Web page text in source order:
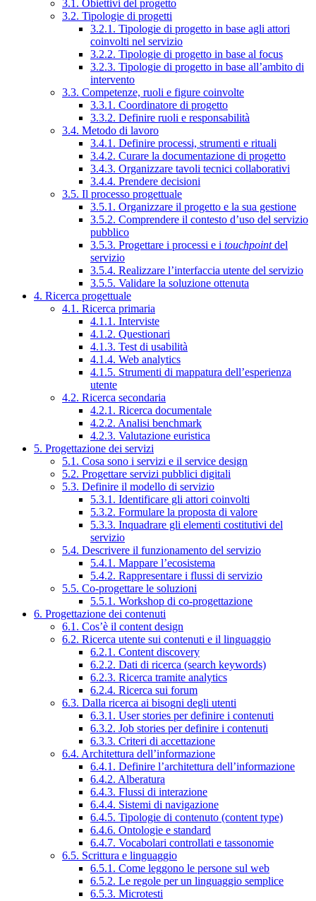
3.1. Obiettivi del progetto
3.2. Tipologie di progetti
3.2.1. Tipologie di progetto in base agli attori
coinvolti nel servizio
3.2.2. Tipologie di progetto in base al focus
3.2.3. Tipologie di progetto in base all’ambito di
intervento
3.3. Competenze, ruoli e figure coinvolte
3.3.1. Coordinatore di progetto
3.3.2. Definire ruoli e responsabilità
3.4. Metodo di lavoro
3.4.1. Definire processi, strumenti e rituali
3.4.2. Curare la documentazione di progetto
3.4.3. Organizzare tavoli tecnici collaborativi
3.4.4. Prendere decisioni
3.5. Il processo progettuale
3.5.1. Organizzare il progetto e la sua gestione
3.5.2. Comprendere il contesto d’uso del servizio
pubblico
3.5.3. Progettare i processi e i touchpointdel
servizio
3.5.4. Realizzare l’interfaccia utente del servizio
3.5.5. Validare la soluzione ottenuta
4. Ricerca progettuale
4.1. Ricerca primaria
4.1.1. Interviste
4.1.2. Questionari
4.1.3. Test di usabilità
4.1.4. Web analytics
4.1.5. Strumenti di mappatura dell’esperienza
utente
4.2. Ricerca secondaria
4.2.1. Ricerca documentale
4.2.2. Analisi benchmark
4.2.3. Valutazione euristica
5. Progettazione dei servizi
5.1. Cosa sono i servizi e il service design
5.2. Progettare servizi pubblici digitali
5.3. Definire il modello di servizio
5.3.1. Identificare gli attori coinvolti
5.3.2. Formulare la proposta di valore
5.3.3. Inquadrare gli elementi costitutivi del
servizio
5.4. Descrivere il funzionamento del servizio
5.4.1. Mappare l’ecosistema
5.4.2. Rappresentare i flussi di servizio
5.5. Co-progettare le soluzioni
5.5.1. Workshop di co-progettazione
6. Progettazione dei contenuti
6.1. Cos’è il content design
6.2. Ricerca utente sui contenuti e il linguaggio
6.2.1. Content discovery
6.2.2. Dati di ricerca (search keywords)
6.2.3. Ricerca tramite analytics
6.2.4. Ricerca sui forum
6.3. Dalla ricerca ai bisogni degli utenti
6.3.1. User stories per definire i contenuti
6.3.2. Job stories per definire i contenuti
6.3.3. Criteri di accettazione
6.4. Architettura dell’informazione
6.4.1. Definire l’architettura dell’informazione
6.4.2. Alberatura
6.4.3. Flussi di interazione
6.4.4. Sistemi di navigazione
6.4.5. Tipologie di contenuto (content type)
6.4.6. Ontologie e standard
6.4.7. Vocabolari controllati e tassonomie
6.5. Scrittura e linguaggio
6.5.1. Come leggono le persone sul web
6.5.2. Le regole per un linguaggio semplice
6.5.3. Microtesti